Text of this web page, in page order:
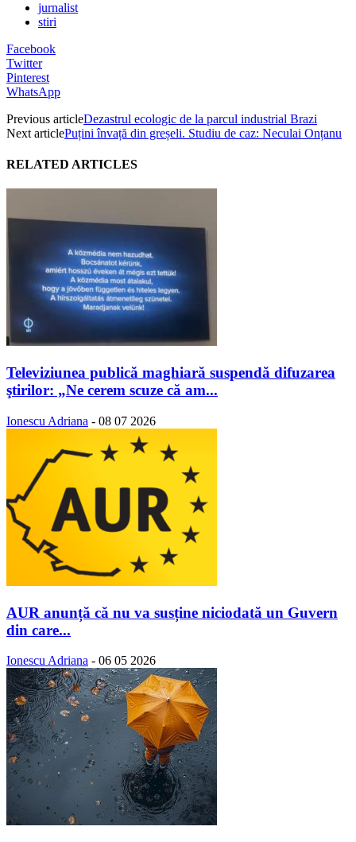
jurnalist
stiri
Facebook
Twitter
Pinterest
WhatsApp
Previous articleDezastrul ecologic de la parcul industrial Brazi
Next articlePuțini învață din greșeli. Studiu de caz: Neculai Onțanu
RELATED ARTICLES
Televiziunea publică maghiară suspendă difuzarea
ştirilor: „Ne cerem scuze că am...
Ionescu Adriana - 08 07 2026
AUR anunță că nu va susține niciodată un Guvern
din care...
Ionescu Adriana - 06 05 2026